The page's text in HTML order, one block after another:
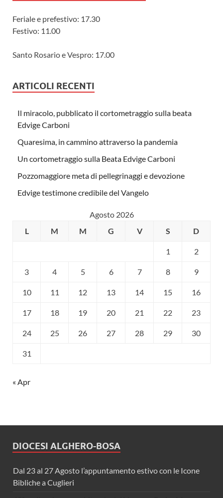
Feriale e prefestivo: 17.30
Festivo: 11.00
Santo Rosario e Vespro: 17.00
ARTICOLI RECENTI
Il miracolo, pubblicato il cortometraggio sulla beata
Edvige Carboni
Quaresima, in cammino attraverso la pandemia
Un cortometraggio sulla Beata Edvige Carboni
Pozzomaggiore meta di pellegrinaggi e devozione
Edvige testimone credibile del Vangelo
Agosto 2026
L
M M G V S D
1 2
3 4 5 6 7 8 9
10 11 12 13 14 15 16
17 18 19 20 21 22 23
24 25 26 27 28 29 30
31
« Apr
DIOCESI ALGHERO-BOSA
Dal 23 al 27 Agosto l’appuntamento estivo con le Icone
Bibliche a Cuglieri